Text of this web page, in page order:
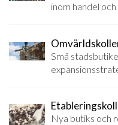
inom handel
Små
Nya butiks och